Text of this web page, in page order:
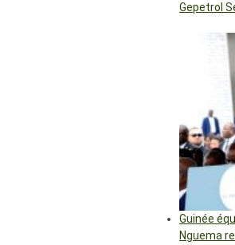
Gepetrol
Guinée
Nguema